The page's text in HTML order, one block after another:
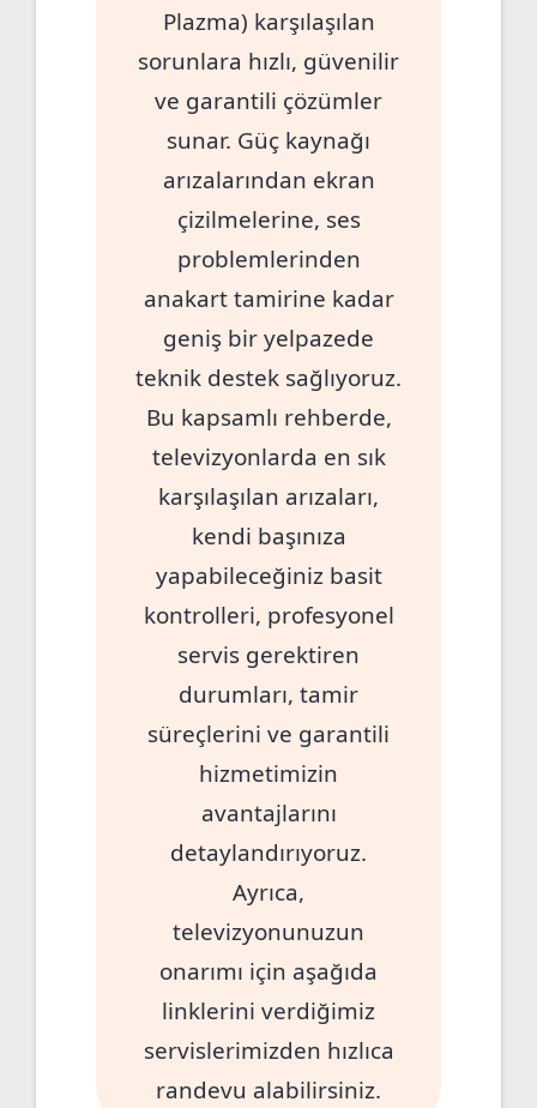
Plazma) karşılaşılan
sorunlara hızlı, güvenilir
ve garantili çözümler
sunar. Güç kaynağı
arızalarından ekran
çizilmelerine, ses
problemlerinden
anakart tamirine kadar
geniş bir yelpazede
teknik destek sağlıyoruz.
Bu kapsamlı rehberde,
televizyonlarda en sık
karşılaşılan arızaları,
kendi başınıza
yapabileceğiniz basit
kontrolleri, profesyonel
servis gerektiren
durumları, tamir
süreçlerini ve garantili
hizmetimizin
avantajlarını
detaylandırıyoruz.
Ayrıca,
televizyonunuzun
onarımı için aşağıda
linklerini verdiğimiz
servislerimizden hızlıca
randevu alabilirsiniz.